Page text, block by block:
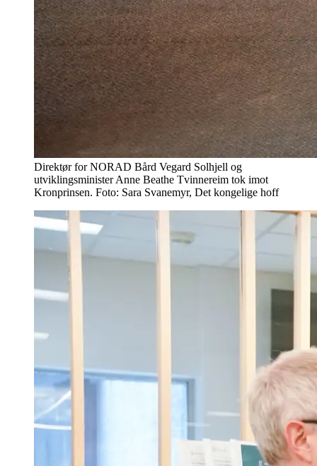
Direktør for NORAD Bård Vegard Solhjell og
utviklingsminister Anne Beathe Tvinnereim tok imot
Kronprinsen. Foto: Sara Svanemyr, Det kongelige hoff